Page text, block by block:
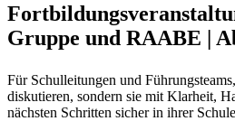
Gruppe und RAABE |
Für Schulleitungen und
diskutieren, sondern sie mit Klarheit,
nächsten Schritten sicher in ihrer